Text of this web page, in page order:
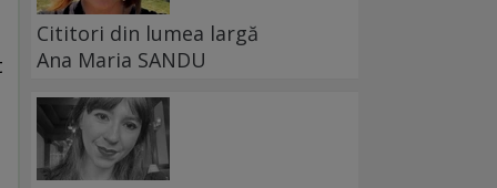
Cititori din lumea largă
Ana Maria SANDU